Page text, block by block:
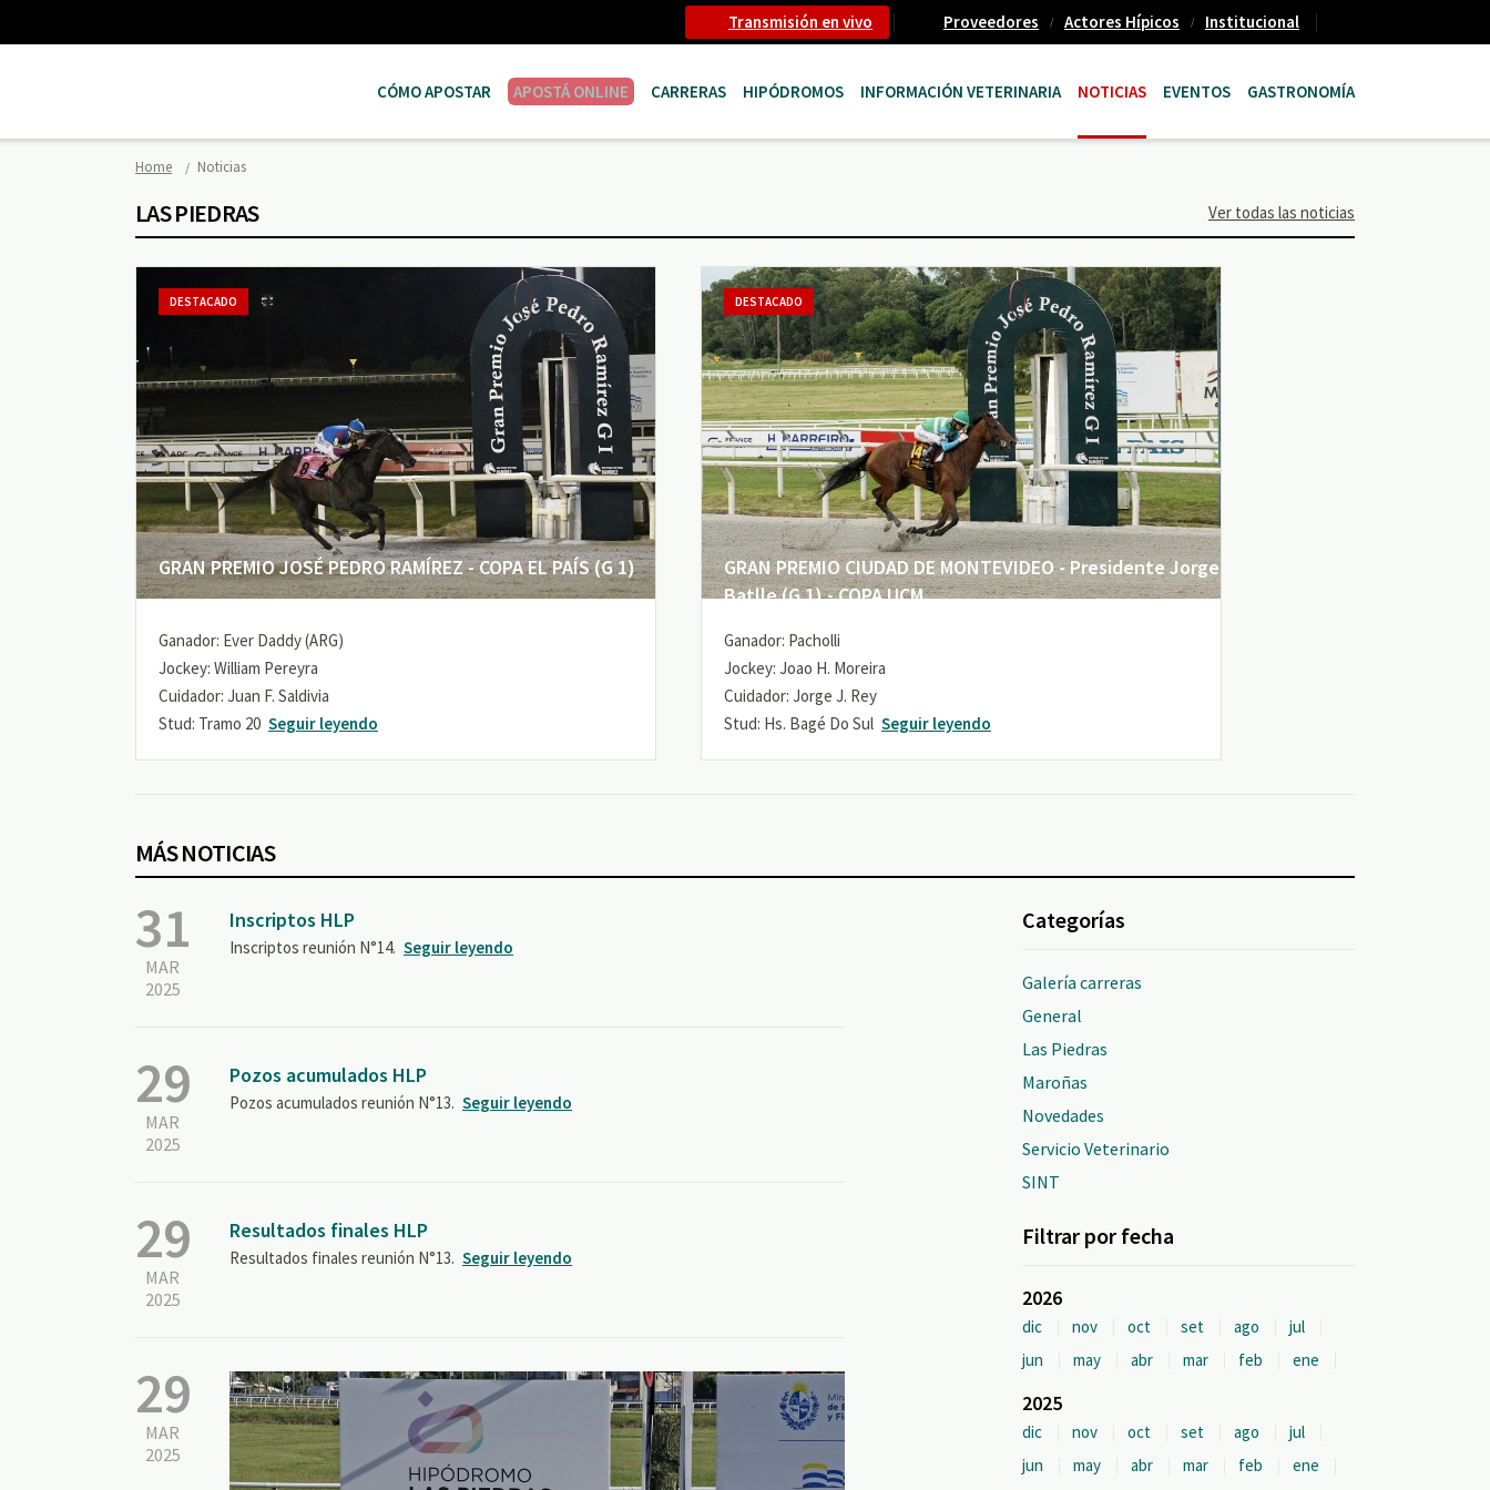
Transmisión en vivo Proveedores Actores Hípicos Institucional
CÓMO APOSTAR APOSTÁ ONLINE CARRERAS HIPÓDROMOS INFORMACIÓN VETERINARIA NOTICIAS EVENTOS GASTRONOMÍA
Home Noticias
LAS PIEDRAS Ver todas las noticias
GRAN PREMIO JOSÉ PEDRO RAMÍREZ - COPA EL PAÍS (G 1)
DESTACADO
Ganador: Ever Daddy (ARG)
Jockey: William Pereyra
Cuidador: Juan F. Saldivia
Stud: Tramo 20 Seguir leyendo
GRAN PREMIO CIUDAD DE MONTEVIDEO - Presidente Jorge
Batlle (G 1) - COPA UCM
DESTACADO
Ganador: Pacholli
Jockey: Joao H. Moreira
Cuidador: Jorge J. Rey
Stud: Hs. Bagé Do Sul Seguir leyendo
MÁS NOTICIAS
31
MAR
2025
Inscriptos HLP
Inscriptos reunión N°14. Seguir leyendo
29
MAR
2025
Pozos acumulados HLP
Pozos acumulados reunión N°13. Seguir leyendo
29
MAR
2025
Resultados finales HLP
Resultados finales reunión N°13. Seguir leyendo
29
MAR
2025
Categorías
Galería carreras
General
Las Piedras
Maroñas
Novedades
Servicio Veterinario
SINT
Filtrar por fecha
2026
dic nov oct set ago
jul
jun
may abr mar feb ene
2025
dic nov oct set ago
jul
jun
may abr mar feb ene